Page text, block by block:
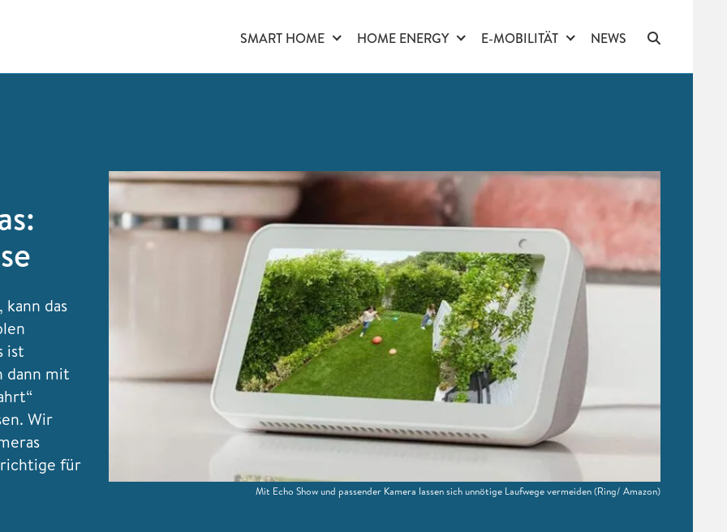
SMART HOME HOME ENERGY E-MOBILITÄT NEWS
das
ist
dann mit
Wir
für
Mit Echo Show und passender Kamera lassen sich unnötige Laufwege vermeiden(Ring/ Amazon)